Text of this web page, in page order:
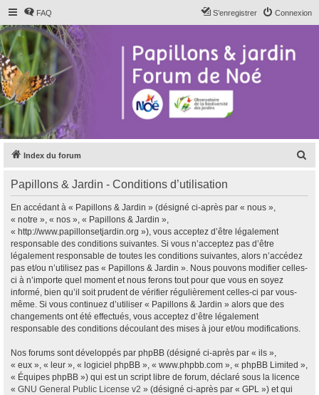
FAQ Connexion
S’enregistrer
Index du forum
Papillons & Jardin - Conditions d’utilisation
En accédant à « Papillons & Jardin » (désigné ci-après par « nous »,
« notre », « nos », « Papillons & Jardin »,
« http://www.papillonsetjardin.org »), vous acceptez d’être légalement
responsable des conditions suivantes. Si vous n’acceptez pas d’être
légalement responsable de toutes les conditions suivantes, alors n’accédez
pas et/ou n’utilisez pas « Papillons & Jardin ». Nous pouvons modifier celles-
ci à n’importe quel moment et nous ferons tout pour que vous en soyez
informé, bien qu’il soit prudent de vérifier régulièrement celles-ci par vous-
même. Si vous continuez d’utiliser « Papillons & Jardin » alors que des
changements ont été effectués, vous acceptez d’être légalement
responsable des conditions découlant des mises à jour et/ou modifications.
Nos forums sont développés par phpBB (désigné ci-après par « ils »,
« eux », « leur », « logiciel phpBB », « www.phpbb.com », « phpBB Limited »,
« Équipes phpBB ») qui est un script libre de forum, déclaré sous la licence
« GNU General Public License v2 » (désigné ci-après par « GPL ») et qui